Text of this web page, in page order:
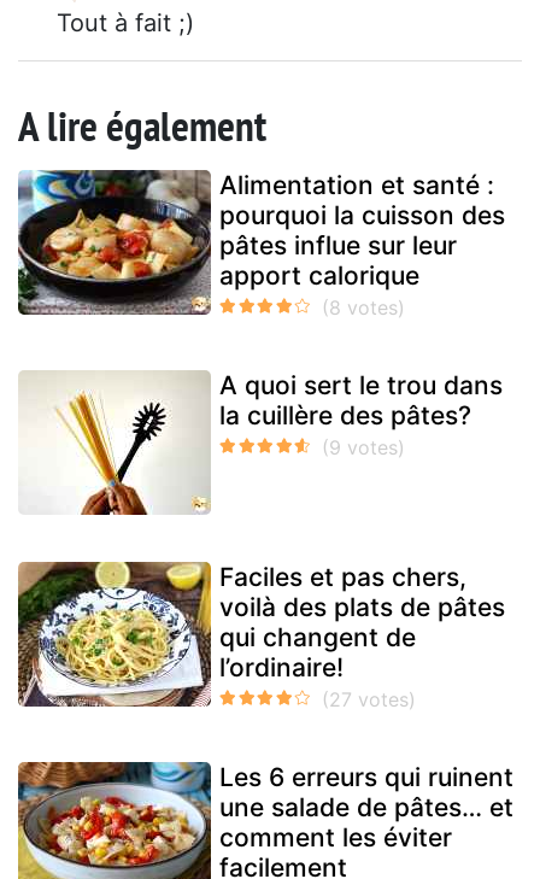
Tout à fait ;)
A lire également
Alimentation et santé :
pourquoi la cuisson des
pâtes influe sur leur
apport calorique
A quoi sert le trou dans
la cuillère des pâtes?
Faciles et pas chers,
voilà des plats de pâtes
qui changent de
l’ordinaire!
Les 6 erreurs qui ruinent
une salade de pâtes… et
comment les éviter
facilement